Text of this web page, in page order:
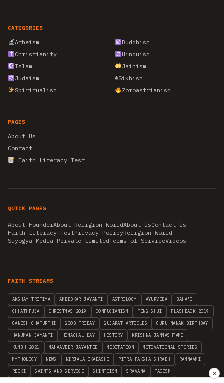
CATEGORIES
Atheism
Buddhism
Christianity
Hinduism
Islam
Jainism
Judaism
☬Sikhism
Spiritualism
Zoroastrianism
PAGES
About Us
Contact
Faith Literacy Test
QUICK PAGES
About FounderAbout Religion WorldAbout UsContact Us
Faith Literacy TestPrivacy PolicyReligion World
Suyogya Media Private LimitedTerms of ServiceVideos
FAITH STREAMS
AKSHAY TRITIYA AMBEDKAR JAYANTI ASTROLOGY AYURVEDA BAHA'I
CHHATHPUJA CHRISTMAS 2019 CONFUCIANISM FENG SHUI FLASHBACK 2019
GANESH CHATURTHI GOOD FRIDAY GUJARAT ARTICLES GURU NANAK BIRTHDAY
HANUMAN JAYANTI HIMACHAL DAY HISTORY KRISHNA JANMASHTAMI
KUMBH 2021 MAHAAVEER JAYANTEE MEDITATION MOTIVATIONAL STORIES
MYTHOLOGY NEWS NIRJALA EKADASHI PITRA PAKSHA SHRADH RAMNAVMI
REIKI SAINTS AND SERVICE SHINTOISM SRAVANA TAOISM ✕